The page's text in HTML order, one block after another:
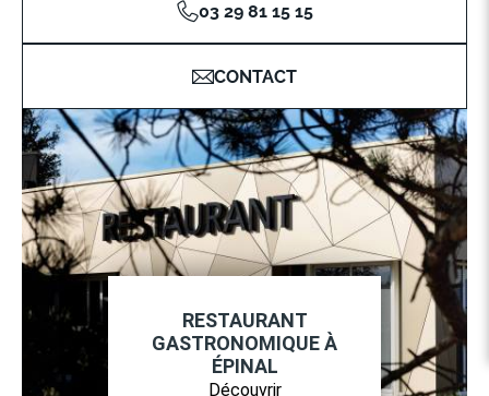
03 29 81 15 15
CONTACT
RESTAURANT
GASTRONOMIQUE À
ÉPINAL
Découvrir